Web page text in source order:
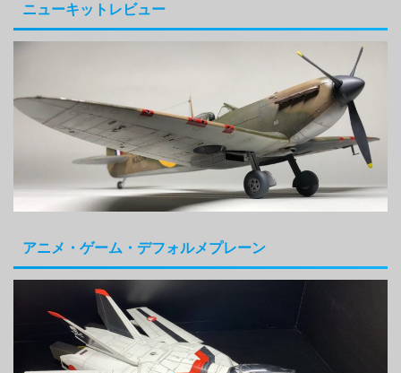
ニューキットレビュー
アニメ・ゲーム・デフォルメプレーン